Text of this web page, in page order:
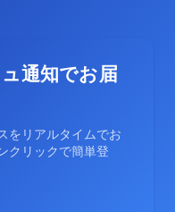
通知でお届
をリアルタイムでお
クリックで簡単登